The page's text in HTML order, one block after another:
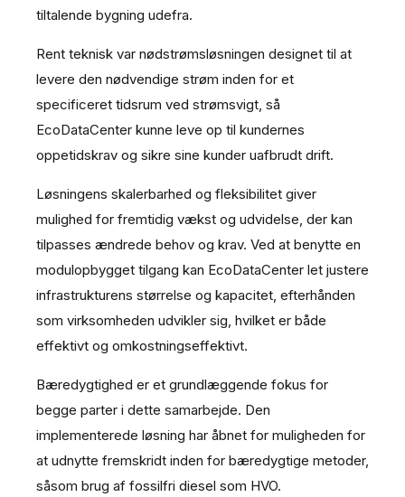
tiltalende bygning udefra.
Rent teknisk var nødstrømsløsningen designet til at
levere den nødvendige strøm inden for et
specificeret tidsrum ved strømsvigt, så
EcoDataCenter kunne leve op til kundernes
oppetidskrav og sikre sine kunder uafbrudt drift.
Løsningens skalerbarhed og fleksibilitet giver
mulighed for fremtidig vækst og udvidelse, der kan
tilpasses ændrede behov og krav. Ved at benytte en
modulopbygget tilgang kan EcoDataCenter let justere
infrastrukturens størrelse og kapacitet, efterhånden
som virksomheden udvikler sig, hvilket er både
effektivt og omkostningseffektivt.
Bæredygtighed er et grundlæggende fokus for
begge parter i dette samarbejde. Den
implementerede løsning har åbnet for muligheden for
at udnytte fremskridt inden for bæredygtige metoder,
såsom brug af fossilfri diesel som HVO.